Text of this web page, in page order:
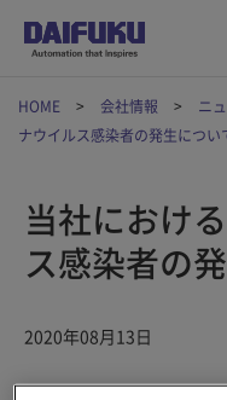
HOME 会社情報 ニ
ナウイルス感染者の発生につい
当社におけ
ス感染者の
2020年08月13日